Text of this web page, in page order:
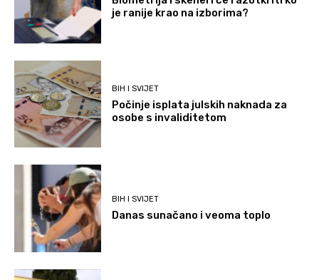
je ranije krao na izborima?
BIH I SVIJET
Počinje isplata julskih naknada za
osobe s invaliditetom
BIH I SVIJET
Danas sunačano i veoma toplo